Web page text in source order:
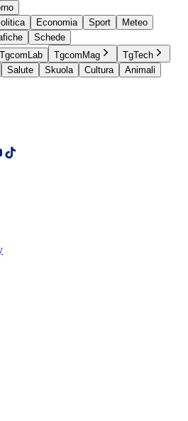
Economia Sport
Meteo
Schede
TgcomLab TgcomMag
TgTech
Salute Skuola Cultura
Animali